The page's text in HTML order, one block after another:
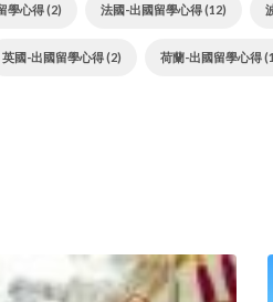
學心得 (2) 法國-出國留學心得 (12)
英國-出國留學心得 (2) 荷蘭-出國留學心得